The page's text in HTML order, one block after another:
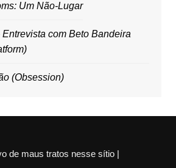
Um Não-Lugar
com Beto Bandeira
(Obsession)
de maus tratos nesse sítio |